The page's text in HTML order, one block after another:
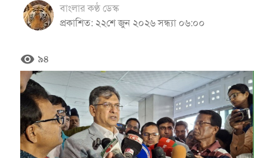
বাংলার কণ্ঠ ডেস্ক
প্রকাশিত: ২২শে জুন ২০২৬ সন্ধ্যা ০৬:০০
remove_red_eye ৯৪